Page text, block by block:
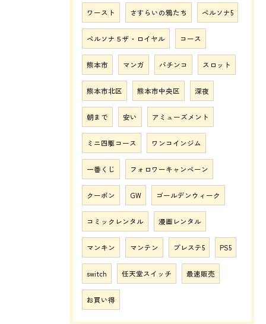
ワースト さすらいの鴉たち ペルソナ5
ペルソナ５ザ・ロイヤル コース
熊本市 マンガ パチンコ スロット
熊本市北区 熊本市中央区 深夜
朝まで 安い アミューズメント
ミニ四駆コース ワンコインジム
一番くじ フォロワーキャンペーン
クーポン GW ゴールデンウィーク
コミックレンタル 漫画レンタル
マンキン マンテン プレステ5 PS5
switch 任天堂スイッチ 最速販売
お買い得